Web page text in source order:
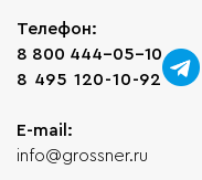
Телефон:
8 800 444-05-10
8 495 120-10-92
E-mail:
info@grossner.ru